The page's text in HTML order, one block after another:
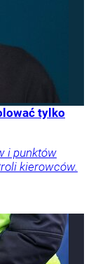
tylko
i punktów
kierowców.